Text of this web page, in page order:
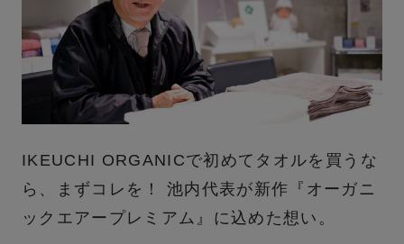
IKEUCHI ORGANICで初めてタオルを買うな
ら、まずコレを！ 池内代表が新作『オーガニ
ックエアープレミアム』に込めた想い。